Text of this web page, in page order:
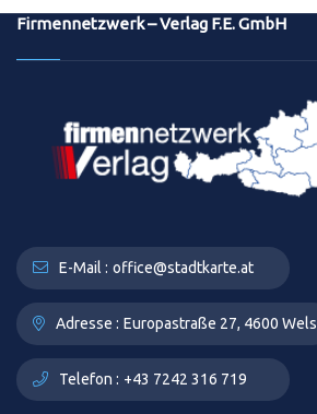
Firmennetzwerk – Verlag F.E. GmbH
E-Mail : office@stadtkarte.at
Adresse : Europastraße 27, 4600 Wels
Telefon : +43 7242 316 719